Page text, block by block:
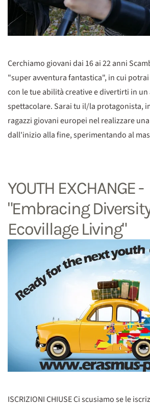
Cerchiamo giovani dai 16 ai 22 anni
"super avventura fantastica", in cui
con le tue abilità creative e divertirti in
spettacolare. Sarai tu il/la protagonista,
ragazzi giovani europei nel realizzare
dall'inizio alla fine, sperimentando al
YOUTH EXCHANGE -
"Embracing
Ecovillage Living"
ISCRIZIONI CHIUSE Ci scusiamo se le